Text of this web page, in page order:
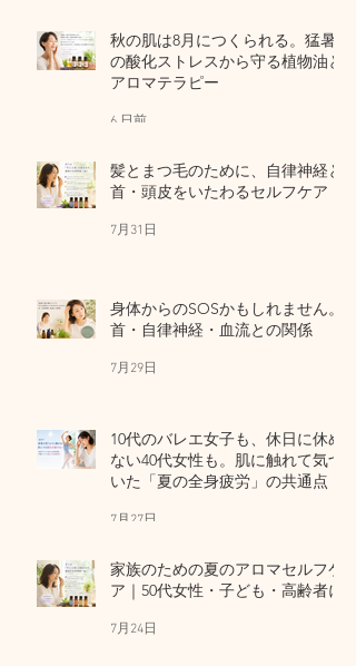
秋の肌は8月につくられる。猛暑
の酸化ストレスから守る植物油と
アロマテラピー
6 日前
髪とまつ毛のために、自律神経と
首・頭皮をいたわるセルフケア
7月31日
身体からのSOSかもしれません。
首・自律神経・血流との関係
7月29日
10代のバレエ女子も、休日に休め
ない40代女性も。肌に触れて気づ
いた「夏の全身疲労」の共通点
7月27日
家族のための夏のアロマセルフケ
ア｜50代女性・子ども・高齢者に
7月24日